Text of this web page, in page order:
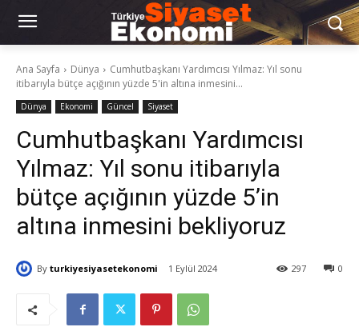
Ana Sayfa Dünya
Cumhutbaşkanı Yardımcısı Yılmaz: Yıl sonu
itibarıyla bütçe açığının yüzde 5'in altına inmesini...
Dünya Ekonomi Güncel Siyaset
Cumhutbaşkanı Yardımcısı
Yılmaz: Yıl sonu itibarıyla
bütçe açığının yüzde 5’in
altına inmesini bekliyoruz
By turkiyesiyasetekonomi 1 Eylül 2024 0
297